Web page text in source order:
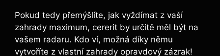
Pokud tedy přemýšlíte, jak vyždímat z vaší
zahrady ⁣maximum, cererit by určitě ‍měl být na
vašem radaru. Kdo ví, možná díky němu
vytvoříte z vlastní zahrady opravdový zázrak!